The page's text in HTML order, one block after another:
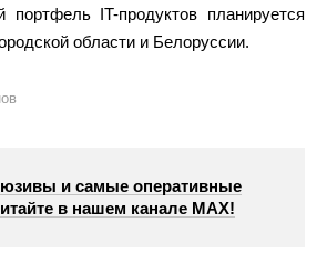
IT-продуктов планируется
области и Белоруссии.
и самые оперативные
в нашем канале МАХ!